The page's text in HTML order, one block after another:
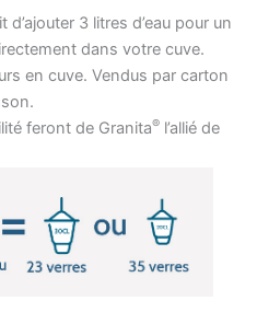
3 litres d’eau pour un
dans votre cuve.
en cuve. Vendus par carton
feront de Granita® l’allié de